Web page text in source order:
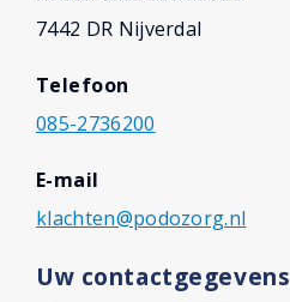
7442 DR Nijverdal
Telefoon
085-2736200
E-mail
klachten@podozorg.nl
Uw contactgegevens